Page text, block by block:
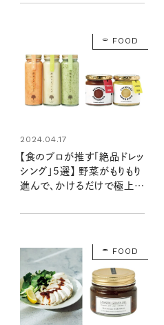
FOOD
2024.04.17
【食のプロが推す「絶品ドレッ
シング」5選】 野菜がもりもり
進んで、かけるだけで極上の
FOOD